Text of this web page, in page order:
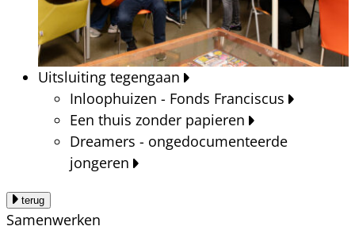
Uitsluiting tegengaan
Inloophuizen - Fonds Franciscus
Een thuis zonder papieren
Dreamers - ongedocumenteerde
jongeren
terug
Samenwerken